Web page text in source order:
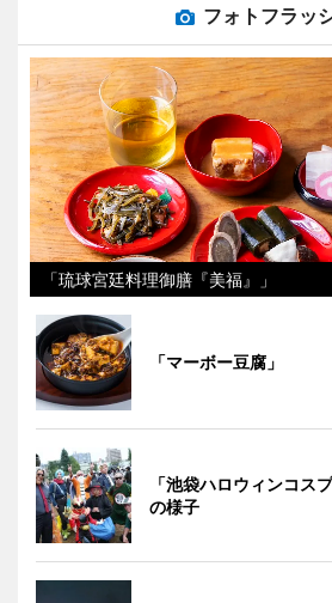
フォトフラッ
「琉球宮廷料理御膳『美福』」
「マーボー豆腐」
「池袋ハロウィンコス
の様子